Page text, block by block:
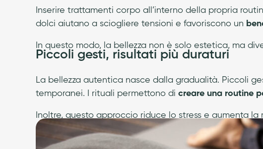
Inserire trattamenti corpo all’interno della propria
dolci aiutano a sciogliere tensioni e favoriscono un
In questo modo, la bellezza non è solo estetica, ma
Piccoli gesti, risultati più duraturi
La bellezza autentica nasce dalla gradualità. Piccoli
temporanei. I rituali permettono di creare una routine
Inoltre, questo approccio riduce lo stress e aumenta